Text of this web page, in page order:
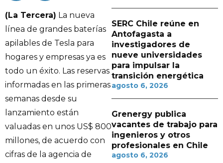
(La Tercera) La nueva
línea de grandes baterías
apilables de Tesla para
hogares y empresas ya es
todo un éxito. Las reservas
informadas en las primeras
semanas desde su
lanzamiento están
valuadas en unos US$ 800
millones, de acuerdo con
cifras de la agencia de
SERC Chile reúne en
Antofagasta a
investigadores de
nueve universidades
para impulsar la
transición energética
agosto 6, 2026
Grenergy publica
vacantes de trabajo para
ingenieros y otros
profesionales en Chile
agosto 6, 2026